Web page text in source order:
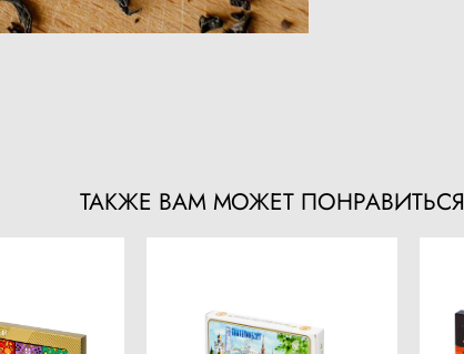
ТАКЖЕ ВАМ МОЖЕТ ПОНРАВИТЬСЯ